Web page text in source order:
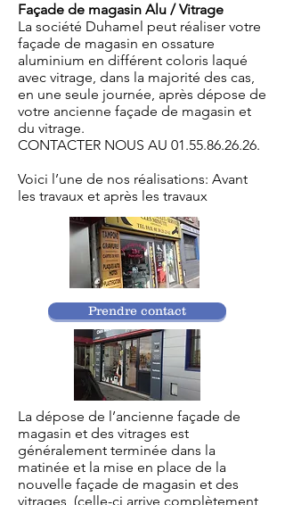
Façade de magasin Alu / Vitrage
La société Duhamel peut réaliser votre
façade de magasin en ossature
aluminium en différent coloris laqué
avec vitrage, dans la majorité des cas,
en une seule journée, après dépose de
votre ancienne façade de magasin et
du vitrage.
CONTACTER NOUS AU 01.55.86.26.26.
Voici l’une de nos réalisations: Avant
les travaux et après les travaux
La dépose de l’ancienne façade de
magasin et des vitrages est
généralement terminée dans la
matinée et la mise en place de la
nouvelle façade de magasin et des
vitrages, (celle-ci arrive complètement
Prendre contact